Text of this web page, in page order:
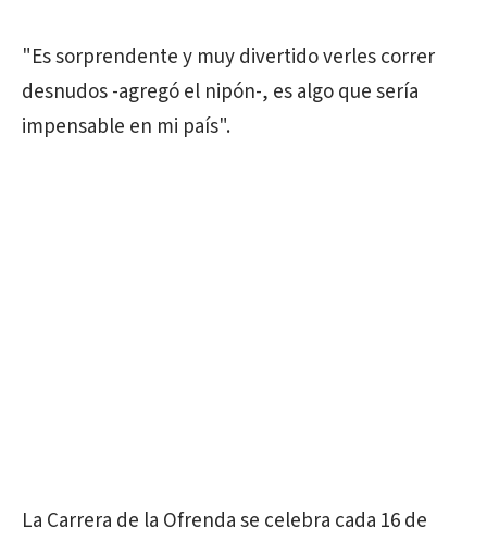
"Es sorprendente y muy divertido verles correr
desnudos -agregó el nipón-, es algo que sería
impensable en mi país".
La Carrera de la Ofrenda se celebra cada 16 de